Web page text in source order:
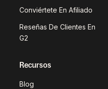
Conviértete En Afiliado
Reseñas De Clientes En
G2
Recursos
Blog